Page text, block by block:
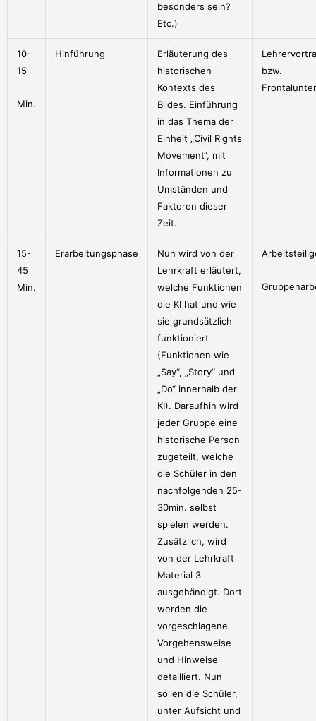
besonders sein?
Etc.)
10-
15
Min.
Hinführung
Erläuterung des
historischen
Kontexts des
Bildes. Einführung
in das Thema der
Einheit „Civil Rights
Movement“, mit
Informationen zu
Umständen und
Faktoren dieser
Zeit.
bzw.
15-
45
Min.
Erarbeitungsphase
Nun wird von der
Lehrkraft erläutert,
welche Funktionen
die KI hat und wie
sie grundsätzlich
funktioniert
(Funktionen wie
„Say“, „Story“ und
„Do“ innerhalb der
KI). Daraufhin wird
jeder Gruppe eine
historische Person
zugeteilt, welche
die Schüler in den
nachfolgenden 25-
30min. selbst
spielen werden.
Zusätzlich, wird
von der Lehrkraft
Material 3
ausgehändigt. Dort
werden die
vorgeschlagene
Vorgehensweise
und Hinweise
detailliert. Nun
sollen die Schüler,
unter Aufsicht und